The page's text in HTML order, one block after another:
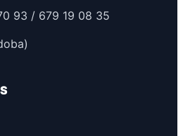
93 / 679 19 08 35